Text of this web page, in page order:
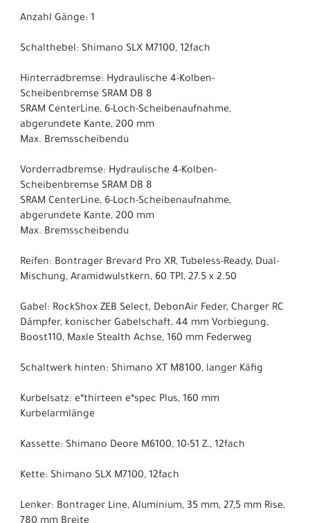
Anzahl Gänge: 1
Schalthebel: Shimano SLX M7100, 12fach
Hinterradbremse: Hydraulische 4-Kolben-
Scheibenbremse SRAM DB 8
SRAM CenterLine, 6-Loch-Scheibenaufnahme,
abgerundete Kante, 200 mm
Max. Bremsscheibendu
Vorderradbremse: Hydraulische 4-Kolben-
Scheibenbremse SRAM DB 8
SRAM CenterLine, 6-Loch-Scheibenaufnahme,
abgerundete Kante, 200 mm
Max. Bremsscheibendu
Reifen: Bontrager Brevard Pro XR, Tubeless-Ready, Dual-
Mischung, Aramidwulstkern, 60 TPI, 27.5 x 2.50
Gabel: RockShox ZEB Select, DebonAir Feder, Charger RC
Dämpfer, konischer Gabelschaft, 44 mm Vorbiegung,
Boost110, Maxle Stealth Achse, 160 mm Federweg
Schaltwerk hinten: Shimano XT M8100, langer Käfig
Kurbelsatz: e*thirteen e*spec Plus, 160 mm
Kurbelarmlänge
Kassette: Shimano Deore M6100, 10-51 Z., 12fach
Kette: Shimano SLX M7100, 12fach
Lenker: Bontrager Line, Aluminium, 35 mm, 27,5 mm Rise,